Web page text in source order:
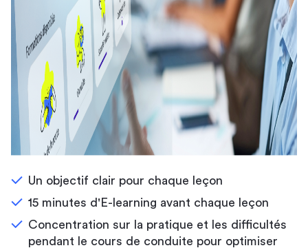
Un objectif clair pour chaque leçon
15 minutes d'E-learning avant chaque leçon
Concentration sur la pratique et les difficultés
pendant le cours de conduite pour optimiser